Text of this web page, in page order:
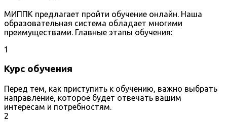
МИППК предлагает пройти обучение онлайн. Наша
образовательная система обладает многими
преимуществами. Главные этапы обучения:
1
Курс обучения
Перед тем, как приступить к обучению, важно выбрать
направление, которое будет отвечать вашим
интересам и потребностям.
2